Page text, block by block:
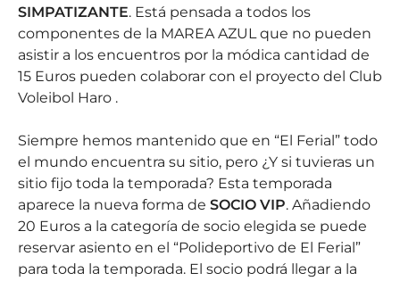
SIMPATIZANTE. Está pensada a todos los
componentes de la MAREA AZUL que no pueden
asistir a los encuentros por la módica cantidad de
15 Euros pueden colaborar con el proyecto del Club
Voleibol Haro .
Siempre hemos mantenido que en “El Ferial” todo
el mundo encuentra su sitio, pero ¿Y si tuvieras un
sitio fijo toda la temporada? Esta temporada
aparece la nueva forma de SOCIO VIP. Añadiendo
20 Euros a la categoría de socio elegida se puede
reservar asiento en el “Polideportivo de El Ferial”
para toda la temporada. El socio podrá llegar a la